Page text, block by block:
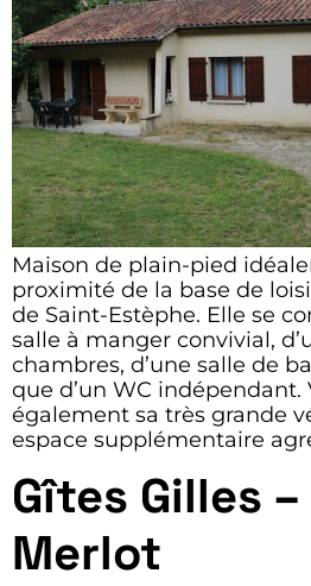
Maison de plain-pied
proximité de la base de
de Saint-Estèphe. Elle se
salle à manger convivial,
chambres, d’une salle de
que d’un WC indépendant.
également sa très grande
espace supplémentaire
Gîtes Gilles
Merlot